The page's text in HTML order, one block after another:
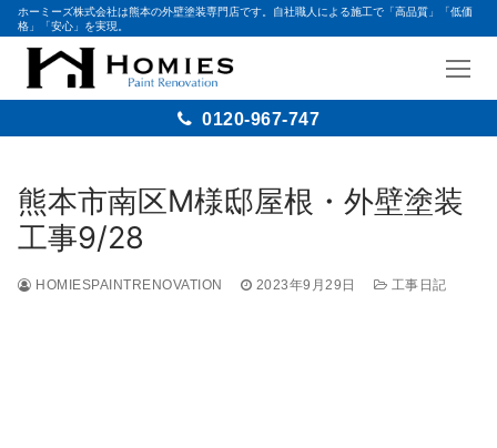
ホーミーズ株式会社は熊本の外壁塗装専門店です。自社職人による施工で「高品質」「低価
格」「安心」を実現。
0120-967-747
熊本市南区M様邸屋根・外壁塗装
工事9/28
HOMIESPAINTRENOVATION 2023年9月29日 工事日記